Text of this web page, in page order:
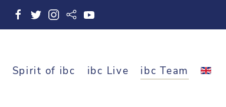
Spirit of ibc ibc Live ibc Team